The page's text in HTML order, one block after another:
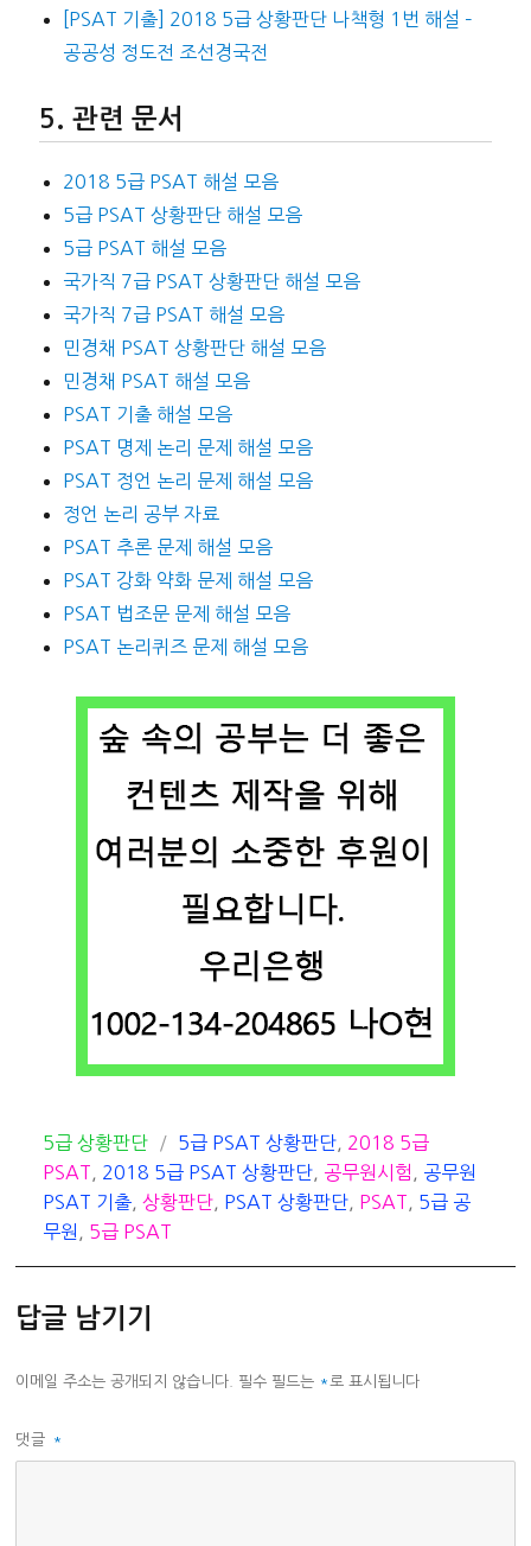
[PSAT 기출] 2018 5급 상황판단 나책형 1번 해설 –
공공성 정도전 조선경국전
관련 문서
2018 5급 PSAT 해설 모음
5급 PSAT 상황판단 해설 모음
5급 PSAT 해설 모음
국가직 7급 PSAT 상황판단 해설 모음
국가직 7급 PSAT 해설 모음
민경채 PSAT 상황판단 해설 모음
민경채 PSAT 해설 모음
PSAT 기출 해설 모음
PSAT 명제 논리 문제 해설 모음
PSAT 정언 논리 문제 해설 모음
정언 논리 공부 자료
PSAT 추론 문제 해설 모음
PSAT 강화 약화 문제 해설 모음
PSAT 법조문 문제 해설 모음
PSAT 논리퀴즈 문제 해설 모음
카
테
고
리
5급 상황판단
태
그
5급 PSAT 상황판단, 2018 5급
PSAT
2018 5급 PSAT 상황판단 공무원시험
공무원
PSAT 기출 ,상황판단 PSAT 상황판단 PSAT
5급 공
무원
5급 PSAT
답글 남기기
이메일 주소는 공개되지 않습니다. 필수 필드는 * 로 표시됩니다
댓글 *